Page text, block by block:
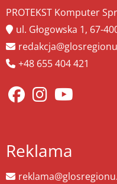
PROTEKST Komputer
ul. Głogowska 1, 67-
+48 655 404 421
Reklama